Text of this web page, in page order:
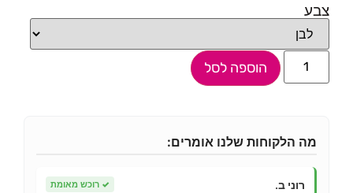
צבע
הוספה לסל
מה הלקוחות שלנו אומרים:
רוני ב. ✓ רוכש מאומת